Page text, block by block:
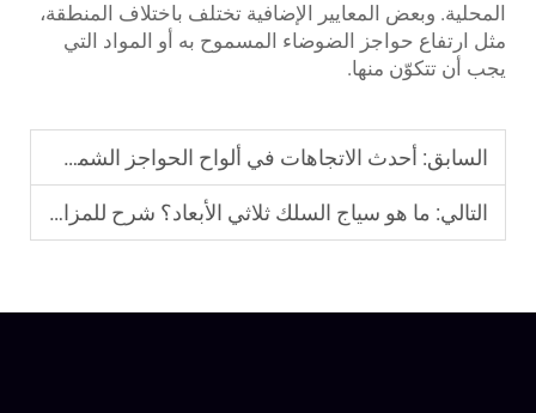
المحلية. وبعض المعايير الإضافية تختلف باختلاف المنطقة،
مثل ارتفاع حواجز الضوضاء المسموح به أو المواد التي
يجب أن تتكوّن منها.
السابق:أحدث الاتجاهات في ألواح الحواجز الشمسية ثنائية الوجه
التالي:ما هو سياج السلك ثلاثي الأبعاد؟ شرح للمزايا والهيكل والتطبيقات